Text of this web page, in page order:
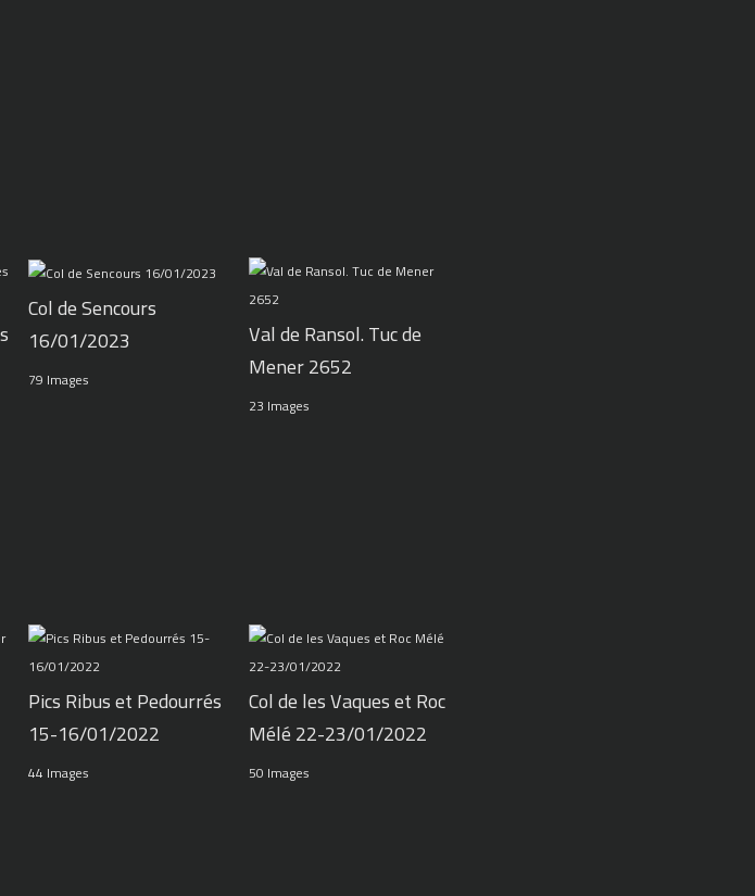
Col de Sencours
16/01/2023
79 Images
Val de Ransol. Tuc de
Mener 2652
23 Images
Pics Ribus et Pedourrés
15-16/01/2022
44 Images
Col de les Vaques et Roc
Mélé 22-23/01/2022
50 Images